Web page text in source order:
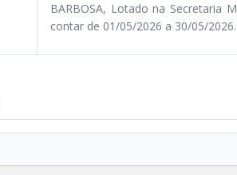
BARBOSA, Lotado na Secretaria
contar de 01/05/2026 a 30/05/2026.